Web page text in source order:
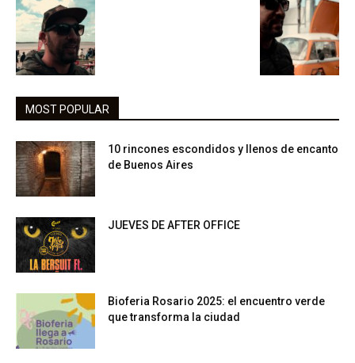
MOST POPULAR
10 rincones escondidos y llenos de encanto
de Buenos Aires
JUEVES DE AFTER OFFICE
Bioferia Rosario 2025: el encuentro verde
que transforma la ciudad